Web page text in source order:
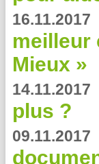
16.11.2017
meilleur
Mieux »
14.11.2017
plus ?
09.11.2017